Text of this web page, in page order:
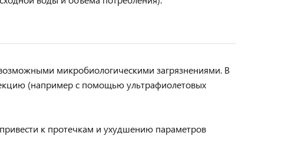
микробиологическими загрязнениями. В
(например с помощью ультрафиолетовых
к протечкам и ухудшению параметров